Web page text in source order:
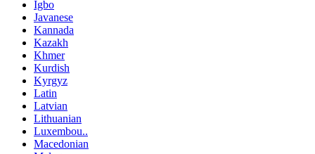
Igbo
Javanese
Kannada
Kazakh
Khmer
Kurdish
Kyrgyz
Latin
Latvian
Lithuanian
Luxembou..
Macedonian